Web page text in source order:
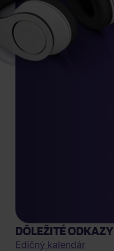
DÔLEŽITÉ ODKAZY
Edičný kalendár